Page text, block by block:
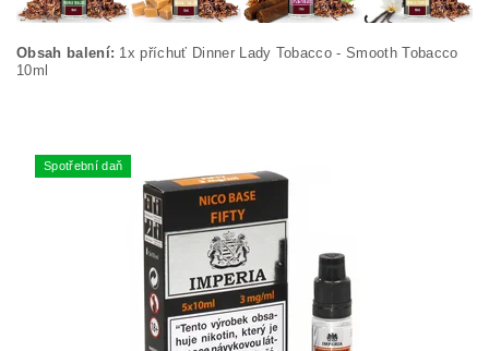
Obsah balení: 1x příchuť Dinner Lady Tobacco - Smooth Tobacco
10ml
Spotřební daň